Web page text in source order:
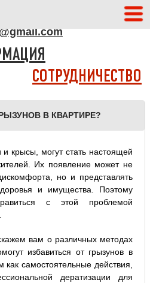
СОТРУДНИЧЕСТВО
В КВАРТИРЕ?
крысы, могут стать настоящей
Их появление может не
но и представлять
и имущества. Поэтому
с этой проблемой
вам о различных методах
избавиться от грызунов в
самостоятельные действия,
дератизации для